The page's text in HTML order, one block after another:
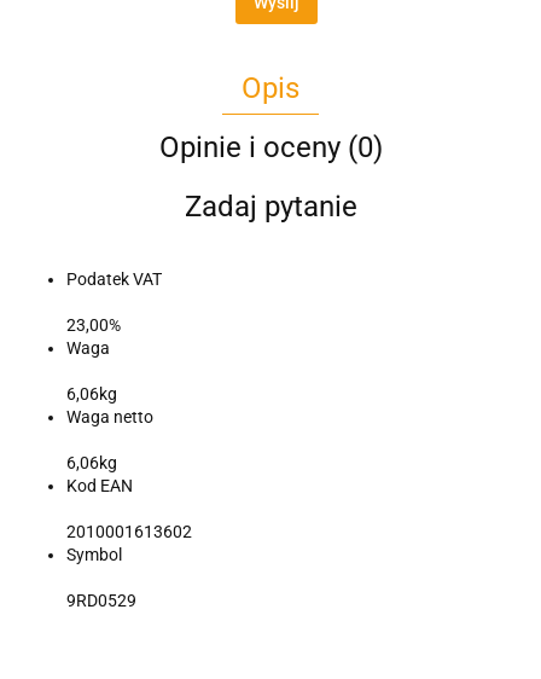
Opis
Opinie i oceny (0)
Zadaj pytanie
Podatek VAT
23,00%
Waga
6,06kg
Waga netto
6,06kg
Kod EAN
2010001613602
Symbol
9RD0529